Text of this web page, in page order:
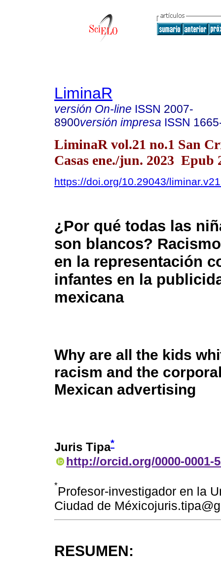
LiminaR
versión On-line ISSN 2007-
8900versión impresa ISSN
LiminaR vol.21 no.1 San
Casas ene./jun. 2023 Epub
https://doi.org/10.29043/
¿Por qué todas las
son blancos?
en la representación
infantes en la
mexicana
Why are all the kids
racism and the
Mexican advertising
Juris Tipa*
http://orcid.org/0000-0001-
*Profesor-investigador en la
Ciudad de
RESUMEN: